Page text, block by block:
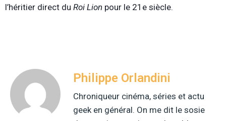
l’héritier direct du Roi Lion pour le 21e siècle.
Philippe Orlandini
Chroniqueur cinéma, séries et actu
geek en général. On me dit le sosie